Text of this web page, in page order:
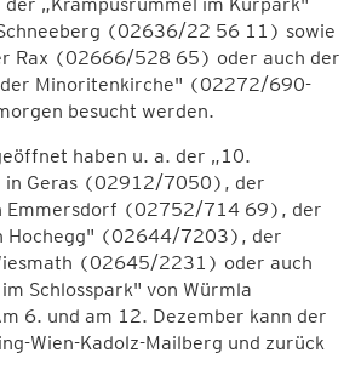
(02636/22 56 11) sowie
Rax (02666/528 65) oder auch der
der Minoritenkirche" (02272/690-
besucht werden.
haben u. a. der „10.
in Geras (02912/7050), der
Emmersdorf (02752/714 69), der
Hochegg" (02644/7203), der
(02645/2231) oder auch
Schlosspark" von Würmla
6. und am 12. Dezember kann der
Wien-Kadolz-Mailberg und zurück